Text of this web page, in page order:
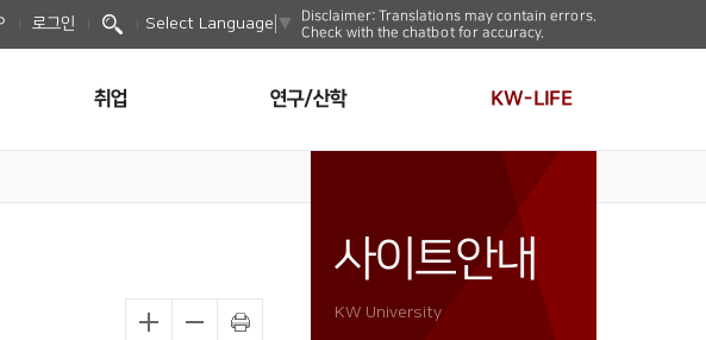
로그인 Select Language ▼
Disclaimer: Translations may contain errors.
Check with the chatbot for accuracy.
취업 연구/산학 KW-LIFE
사이트안내
KW University